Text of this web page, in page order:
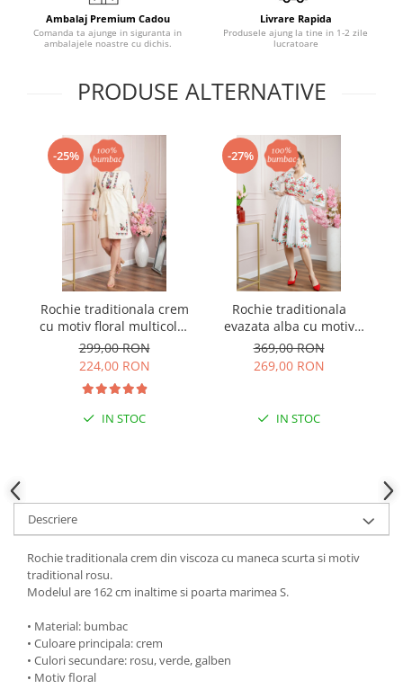
Ambalaj Premium Cadou
Comanda ta ajunge in siguranta in
ambalajele noastre cu dichis.
Livrare Rapida
Produsele ajung la tine in 1-2 zile
lucratoare
PRODUSE ALTERNATIVE
-25%
Rochie traditionala crem
cu motiv floral multicolor
Laura
299,00 RON
224,00 RON
IN STOC
-27%
Rochie traditionala
evazata alba cu motiv
floral multicolor Crina 01
369,00 RON
269,00 RON
IN STOC
Descriere
Rochie traditionala crem din viscoza cu maneca scurta si motiv
traditional rosu.
Modelul are 162 cm inaltime si poarta marimea S.
• Material: bumbac
• Culoare principala: crem
• Culori secundare: rosu, verde, galben
• Motiv floral